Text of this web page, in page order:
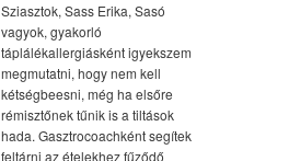
Sziasztok, Sass Erika, Sasó
vagyok, gyakorló
táplálékallergiásként igyekszem
megmutatni, hogy nem kell
kétségbeesni, még ha elsőre
rémisztőnek tűnik is a tiltások
hada. Gasztrocoachként segítek
feltárni az ételekhez fűződő